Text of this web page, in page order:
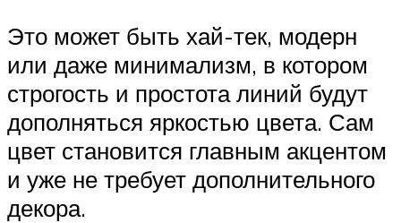
Это может быть хай-тек, модерн
или даже минимализм, в котором
строгость и простота линий будут
дополняться яркостью цвета. Сам
цвет становится главным акцентом
и уже не требует дополнительного
декора.